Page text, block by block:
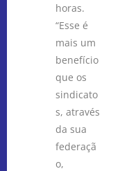
horas.
“Esse é
mais um
benefício
que os
sindicato
s, através
da sua
federaçã
o,